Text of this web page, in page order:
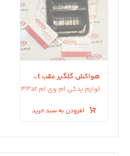
هواکش گلگیر عقب x33at .x33s .x33mt
لوازم یدکی ام وی ام x33at
افزودن به سبد خرید